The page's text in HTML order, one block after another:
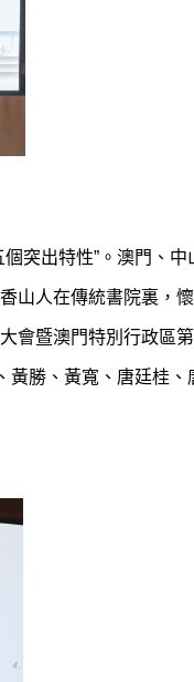
突出特性”。澳門、中
山人在傳統書院裏，懷
會暨澳門特別行政區
黃勝、黃寬、唐廷桂、